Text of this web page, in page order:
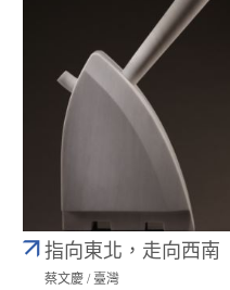
指向東北，走向西南
蔡文慶 / 臺灣